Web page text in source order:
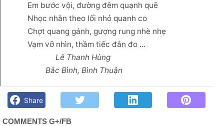
Em bước vội, đường đêm quạnh quẽ
Nhọc nhằn theo lối nhỏ quanh co
Chợt quang gánh, gượng rung nhè nhẹ
Vạm vỡ nhìn, thầm tiếc đắn đo ...
Lê Thanh Hùng
Bắc Bình, Bình Thuận
và bạn bè. Chút gì để nhớ!
Share
COMMENTS G+/FB